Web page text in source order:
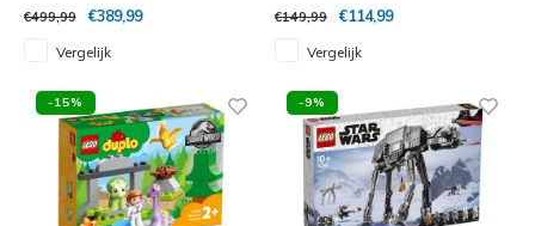
€499,99
€389,99
Vergelijk
€149,99
€114,99
Vergelijk
-15% -9%